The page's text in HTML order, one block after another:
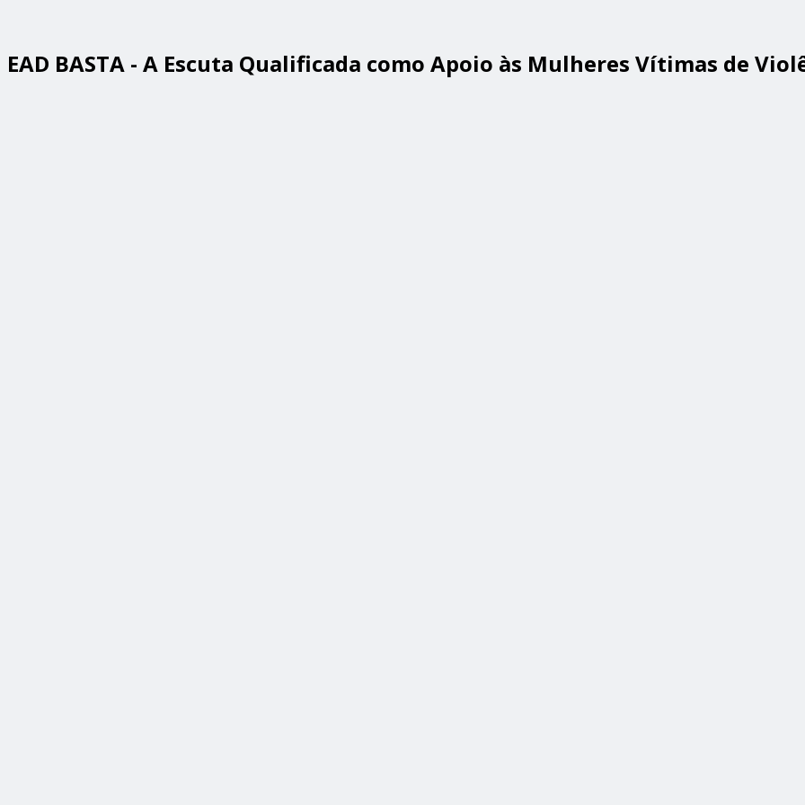
EAD BASTA - A Escuta Qualificada como Apoio às Mulheres Vítimas de